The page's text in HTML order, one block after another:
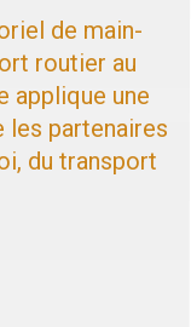
de main-
routier au
applique une
les partenaires
du transport